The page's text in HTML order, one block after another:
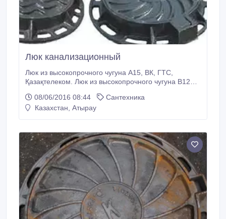
Люк канализационный
Люк из высокопрочного чугуна А15, ВК, ГТС,
Қазақтелеком. Люк из высокопрочного чугуна В125,
высокопрочного чугуна В125, квадратный, ВК, ГТС,
Қазақтелеком. Люк из высокопрочного чугуна С250,
Қазақтелеком.
08/06/2016 08:44
Сантехника
Казахстан, Атырау